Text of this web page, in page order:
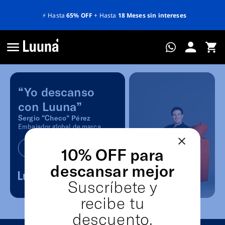
⚡️ Hasta65% OFF + Hasta 18 Meses sin intereses
“Yo descanso
con Luuna”
Sergio “Checo” Pérez
Embajador global de marca.
10% OFF para
descansar mejor
Suscríbete y
recibe tu
descuento.